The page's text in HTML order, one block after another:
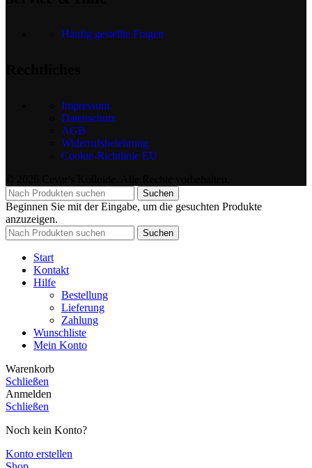
Häufig gestellte Fragen
Impressum
Datenschutz
AGB
Widerrufsbelehrung
Cookie-Richtlinie EU
Suchen
Beginnen Sie mit der Eingabe, um die gesuchten Produkte
anzuzeigen.
Suchen
Start
Kontakt
Hilfe
Bestellung
Lieferung
Zahlung
Wunschliste
Mein Konto
Warenkorb
Schließen
Anmelden
Schließen
Noch kein Konto?
Konto erstellen